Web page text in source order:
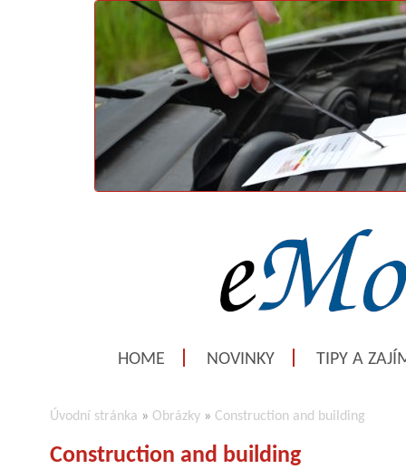
HOME NOVINKY TIPY A
Úvodní stránka » Obrázky » Construction and building
Construction and building